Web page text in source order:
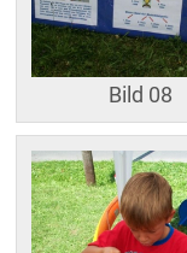
Bild 08